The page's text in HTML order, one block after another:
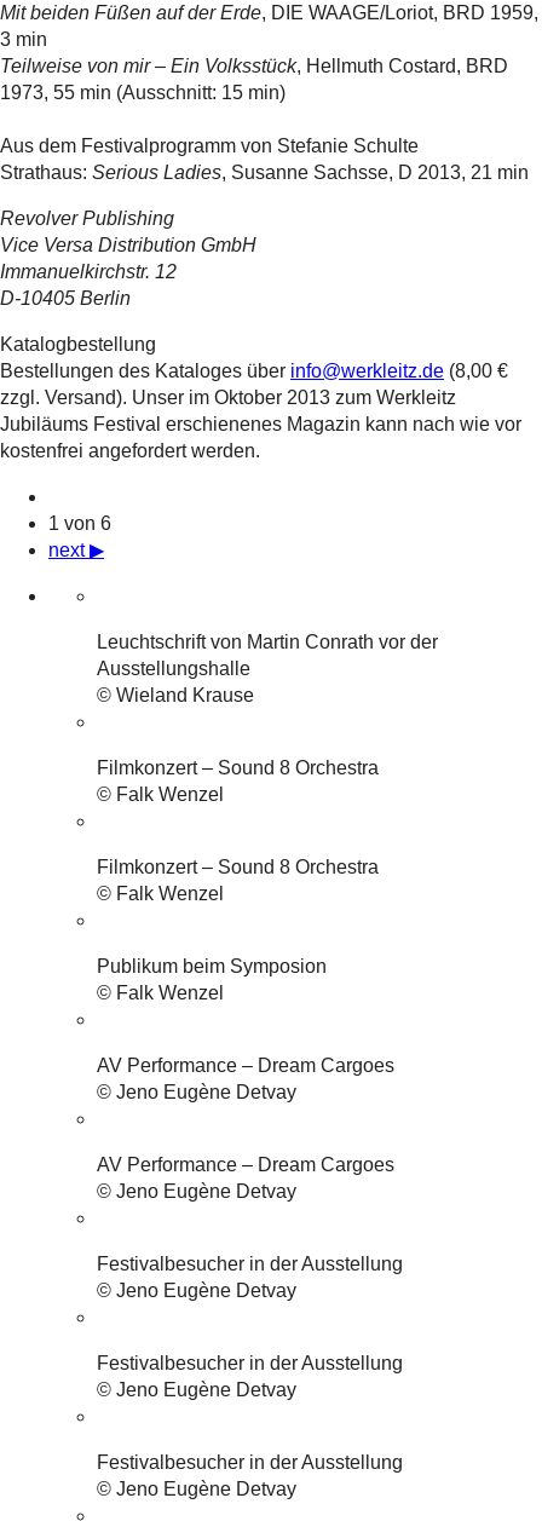
Mit beiden Füßen auf der Erde, DIE WAAGE/Loriot, BRD 1959,
3 min
Teilweise von mir – Ein Volksstück, Hellmuth Costard, BRD
1973, 55 min (Ausschnitt: 15 min)
Aus dem Festivalprogramm von Stefanie Schulte
Strathaus: Serious Ladies, Susanne Sachsse, D 2013, 21 min
Revolver Publishing
Vice Versa Distribution GmbH
Immanuelkirchstr. 12
D-10405 Berlin
Katalogbestellung
Bestellungen des Kataloges über info@werkleitz.de (8,00 €
zzgl. Versand). Unser im Oktober 2013 zum Werkleitz
Jubiläums Festival erschienenes Magazin kann nach wie vor
kostenfrei angefordert werden.
1 von 6
next ▶
Leuchtschrift von Martin Conrath vor der
Ausstellungshalle
© Wieland Krause
Filmkonzert – Sound 8 Orchestra
© Falk Wenzel
Filmkonzert – Sound 8 Orchestra
© Falk Wenzel
Publikum beim Symposion
© Falk Wenzel
AV Performance – Dream Cargoes
© Jeno Eugène Detvay
AV Performance – Dream Cargoes
© Jeno Eugène Detvay
Festivalbesucher in der Ausstellung
© Jeno Eugène Detvay
Festivalbesucher in der Ausstellung
© Jeno Eugène Detvay
Festivalbesucher in der Ausstellung
© Jeno Eugène Detvay